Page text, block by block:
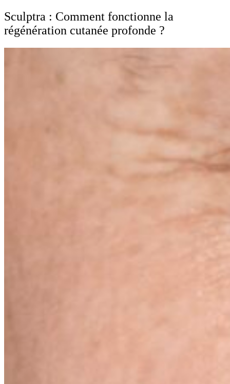
Sculptra : Comment fonctionne la
régénération cutanée profonde ?